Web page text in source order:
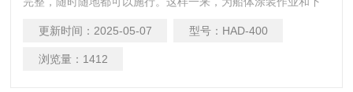
衡性，船体坞修、局部外板调换的密性检查为简便。
更新时间： 2025-05-07 型号： HAD-400
浏览量： 1412